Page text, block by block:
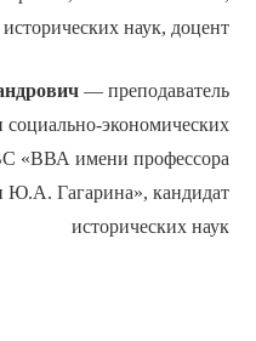
наук, доцент
— преподаватель
экономических
«ВВА имени профессора
Ю.А. Гагарина», кандидат
исторических наук